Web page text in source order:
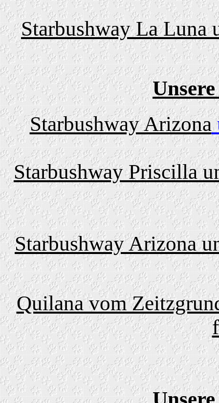
Starbushway La Luna
Starbushway Arizona
Starbushway Priscilla
Starbushway Arizona
Quilana vom